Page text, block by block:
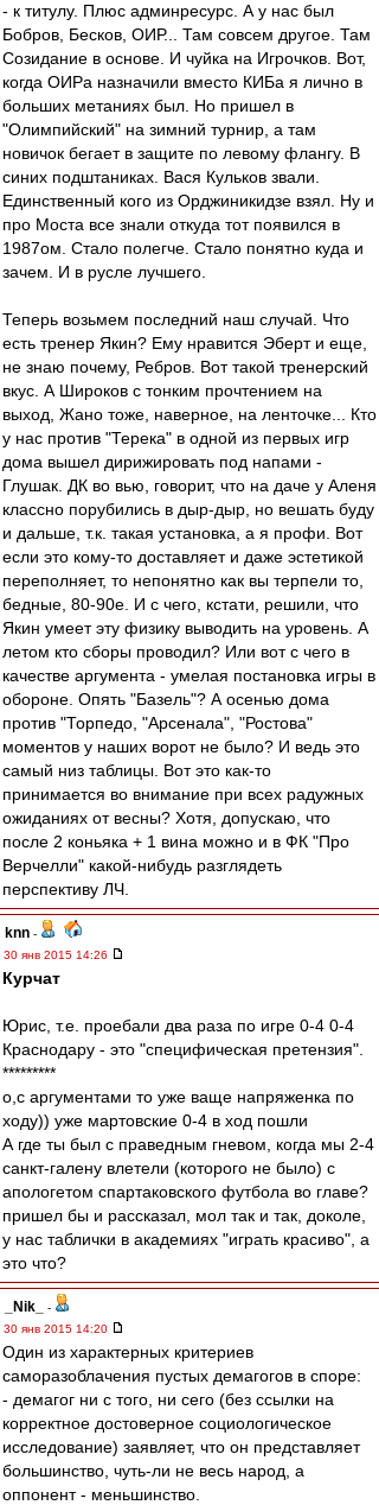
- к титулу. Плюс админресурс. А у нас был
Бобров, Бесков, ОИР... Там совсем другое. Там
Созидание в основе. И чуйка на Игрочков. Вот,
когда ОИРа назначили вместо КИБа я лично в
больших метаниях был. Но пришел в
"Олимпийский" на зимний турнир, а там
новичок бегает в защите по левому флангу. В
синих подштаниках. Вася Кульков звали.
Единственный кого из Орджиникидзе взял. Ну и
про Моста все знали откуда тот появился в
1987ом. Стало полегче. Стало понятно куда и
зачем. И в русле лучшего.
Теперь возьмем последний наш случай. Что
есть тренер Якин? Ему нравится Эберт и еще,
не знаю почему, Ребров. Вот такой тренерский
вкус. А Широков с тонким прочтением на
выход, Жано тоже, наверное, на ленточке... Кто
у нас против "Терека" в одной из первых игр
дома вышел дирижировать под напами -
Глушак. ДК во вью, говорит, что на даче у Аленя
классно порубились в дыр-дыр, но вешать буду
и дальше, т.к. такая установка, а я профи. Вот
если это кому-то доставляет и даже эстетикой
переполняет, то непонятно как вы терпели то,
бедные, 80-90е. И с чего, кстати, решили, что
Якин умеет эту физику выводить на уровень. А
летом кто сборы проводил? Или вот с чего в
качестве аргумента - умелая постановка игры в
обороне. Опять "Базель"? А осенью дома
против "Торпедо, "Арсенала", "Ростова"
моментов у наших ворот не было? И ведь это
самый низ таблицы. Вот это как-то
принимается во внимание при всех радужных
ожиданиях от весны? Хотя, допускаю, что
после 2 коньяка + 1 вина можно и в ФК "Про
Верчелли" какой-нибудь разглядеть
перспективу ЛЧ.
knn -
30 янв 2015 14:26
Курчат
Юрис, т.е. проебали два раза по игре 0-4 0-4
Краснодару - это "специфическая претензия".
*********
о,с аргументами то уже ваще напряженка по
ходу)) уже мартовские 0-4 в ход пошли
А где ты был с праведным гневом, когда мы 2-4
санкт-галену влетели (которого не было) с
апологетом спартаковского футбола во главе?
пришел бы и рассказал, мол так и так, доколе,
у нас таблички в академиях "играть красиво", а
это что?
_Nik_
-
30 янв 2015 14:20
Один из характерных критериев
саморазоблачения пустых демагогов в споре:
- демагог ни с того, ни сего (без ссылки на
корректное достоверное социологическое
исследование) заявляет, что он представляет
большинство, чуть-ли не весь народ, а
оппонент - меньшинство.